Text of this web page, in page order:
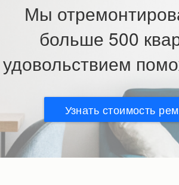
Мы
больше 500
удовольствием
Узнать стоимость